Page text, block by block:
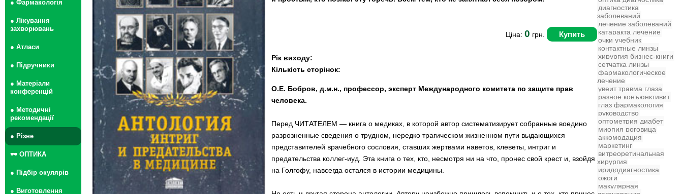
● Фармакологія
● Лікування
захворювань
● Атласи
● Підручники
● Матеріали
конференцій
● Методичні
рекомендації
● Різне
🕶 ОПТИКА
● Підбір окулярів
● Виготовлення
Ціна: 0 грн. Купить
Рік виходу:
Кількість сторінок:
О.Е. Бобров, д.м.н., профессор, эксперт Международного комитета по защите прав
человека.
Перед ЧИТАТЕЛЕМ — книга о медиках, в которой автор систематизирует собранные воедино
разрозненные сведения о трудном, нередко трагическом жизненном пути выдающихся
представителей врачебного сословия, ставших жертвами наветов, клеветы, интриг и
предательства коллег-иуд. Эта книга о тех, кто, несмотря ни на что, пронес свой крест и, взойдя
на Голгофу, навсегда остался в истории медицины.
диагностика
заболеваний
лечение заболеваний
катаракта лечение
очки учебник
контактные линзы
хирургия бизнес-книги
сетчатка линзы
фармакологическое
лечение
увеит травма глаза
разное конъюнктивит
глаз фармакология
руководство
оптометрия диабет
миопия роговица
аккомодация
маркетинг
витреоретинальная
хирургия
иридодиагностика
ожоги
макулярная